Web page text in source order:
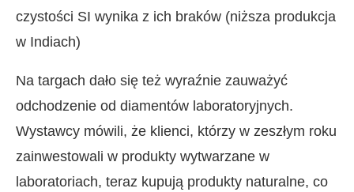
czystości SI wynika z ich braków (niższa produkcja
w Indiach)
Na targach dało się też wyraźnie zauważyć
odchodzenie od diamentów laboratoryjnych.
Wystawcy mówili, że klienci, którzy w zeszłym roku
zainwestowali w produkty wytwarzane w
laboratoriach, teraz kupują produkty naturalne, co